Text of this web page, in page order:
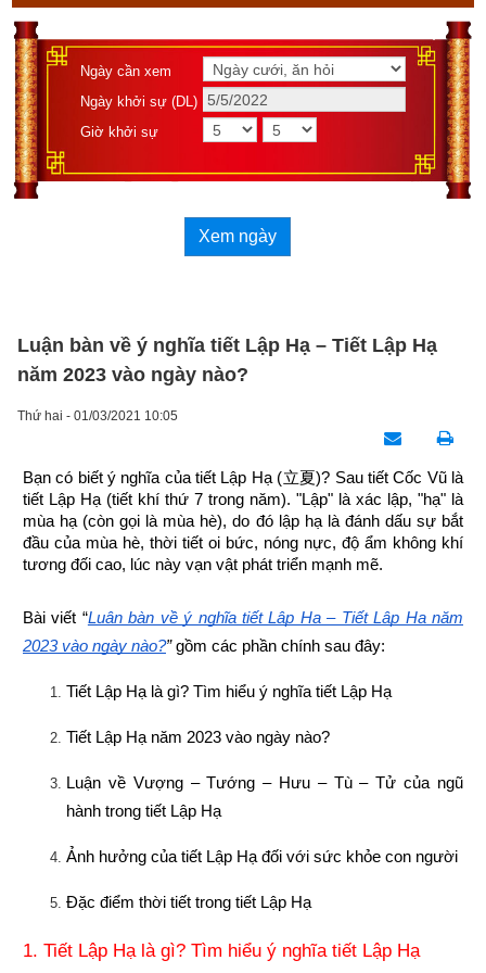
Ngày cần xem
Ngày khởi sự (DL)
Giờ khởi sự
Xem ngày
Luận bàn về ý nghĩa tiết Lập Hạ – Tiết Lập Hạ
năm 2023 vào ngày nào?
Thứ hai - 01/03/2021 10:05
Bạn có biết ý nghĩa của tiết Lập Hạ (立夏)? Sau tiết Cốc Vũ là
tiết Lập Hạ (tiết khí thứ 7 trong năm). "Lập" là xác lập, "hạ" là
mùa hạ (còn gọi là mùa hè), do đó lập hạ là đánh dấu sự bắt
đầu của mùa hè, thời tiết oi bức, nóng nực, độ ẩm không khí
tương đối cao, lúc này vạn vật phát triển mạnh mẽ.
Bài viết “Luận bàn về ý nghĩa tiết Lập Hạ – Tiết Lập Hạ năm
2023 vào ngày nào?” gồm các phần chính sau đây:
Tiết Lập Hạ là gì? Tìm hiểu ý nghĩa tiết Lập Hạ
Tiết Lập Hạ năm 2023 vào ngày nào?
Luận về Vượng – Tướng – Hưu – Tù – Tử của ngũ
hành trong tiết Lập Hạ
Ảnh hưởng của tiết Lập Hạ đối với sức khỏe con người
Đặc điểm thời tiết trong tiết Lập Hạ
1. Tiết Lập Hạ là gì? Tìm hiểu ý nghĩa tiết Lập Hạ